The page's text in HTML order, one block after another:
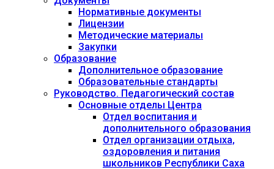
Нормативные документы
Лицензии
Методические материалы
Закупки
Образование
Дополнительное образование
Образовательные стандарты
Руководство. Педагогический состав
Основные отделы Центра
Отдел воспитания и
дополнительного образования
Отдел организации отдыха,
оздоровления и питания
школьников Республики Саха